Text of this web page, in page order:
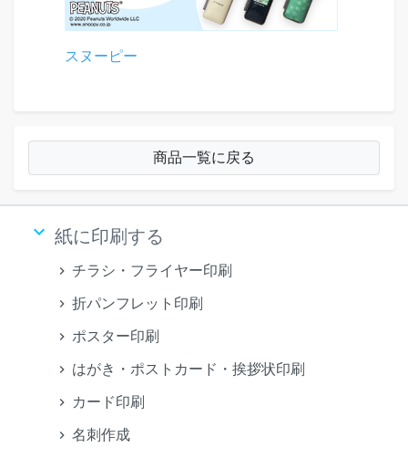
スヌーピー
商品一覧に戻る
keyboard_arrow_down 紙に印刷する
チラシ・フライヤー印刷
折パンフレット印刷
ポスター印刷
はがき・ポストカード・挨拶状印刷
カード印刷
名刺作成